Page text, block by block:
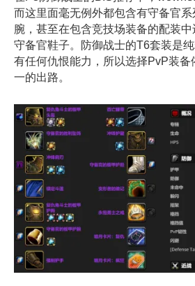
而这里面毫无例外都包含有守备官
腕，甚至在包含竞技场装备的配装
守备官鞋子。防御战士的T6套装是
有任何仇恨能力，所以选择PvP装备
一的出路。